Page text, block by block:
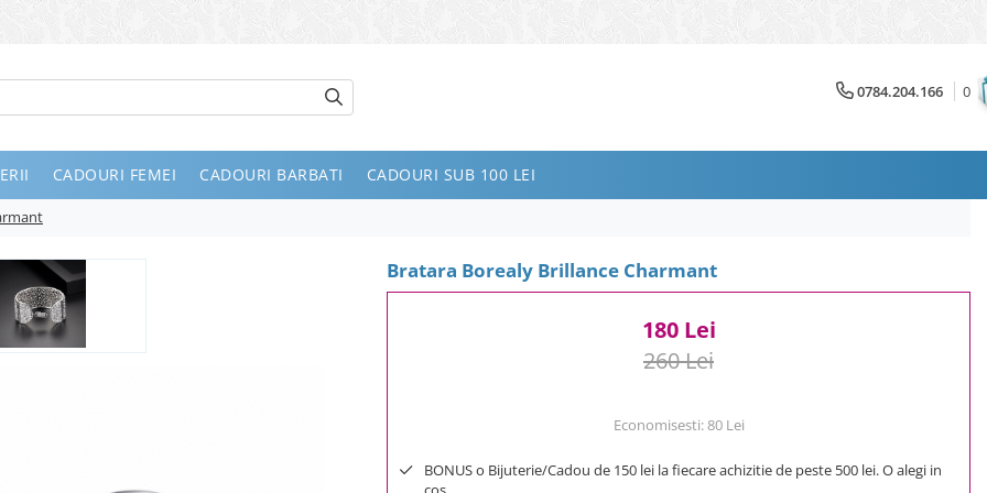
0784.204.166 0
CADOURI FEMEI CADOURI BARBATI CADOURI SUB 100 LEI
Bratara Borealy Brillance Charmant
180 Lei
260 Lei
Economisesti:80 Lei
BONUS o Bijuterie/Cadou de 150 lei la fiecare achizitie de peste 500 lei. O alegi in